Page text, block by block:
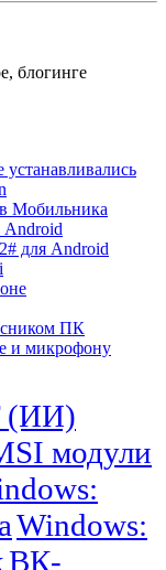
блогинге
Мобильника
Android
для Android
ПК
и микрофону
(ИИ)
модули
Windows:
ВК-